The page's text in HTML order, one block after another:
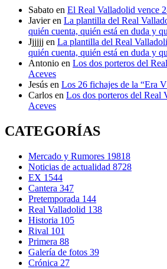
Sabato en El Real Valladolid vence
Javier en La plantilla del Real
quién cuenta, quién está en duda y
Jjjjjj en La plantilla del Real
quién cuenta, quién está en duda y
Antonio en Los dos porteros del
Aceves
Jesús en Los 26 fichajes de la “Era
Carlos en Los dos porteros del Real
Aceves
CATEGORÍAS
Mercado y Rumores 19818
Noticias de actualidad 8728
EX 1544
Cantera 347
Pretemporada 144
Real Valladolid 138
Historia 105
Rival 101
Primera 88
Galería de fotos 39
Crónica 27